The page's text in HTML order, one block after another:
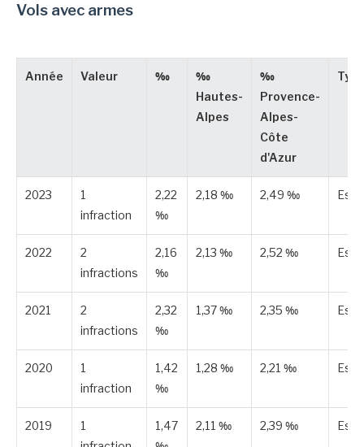
Vols avec armes
Année Valeur ‰
‰
Hautes-
Alpes
‰
Provence-
Alpes-
Côte
d'Azur
2023
1
infraction
2,22
‰
2,18 ‰ 2,49 ‰
2022
2
infractions
2,16
‰
2,13 ‰ 2,52 ‰
2021
2
infractions
2,32
‰
1,37 ‰ 2,35 ‰
2020
1
infraction
1,42
‰
1,28 ‰ 2,21 ‰
2019
1
1,47
2,11 ‰ 2,39 ‰